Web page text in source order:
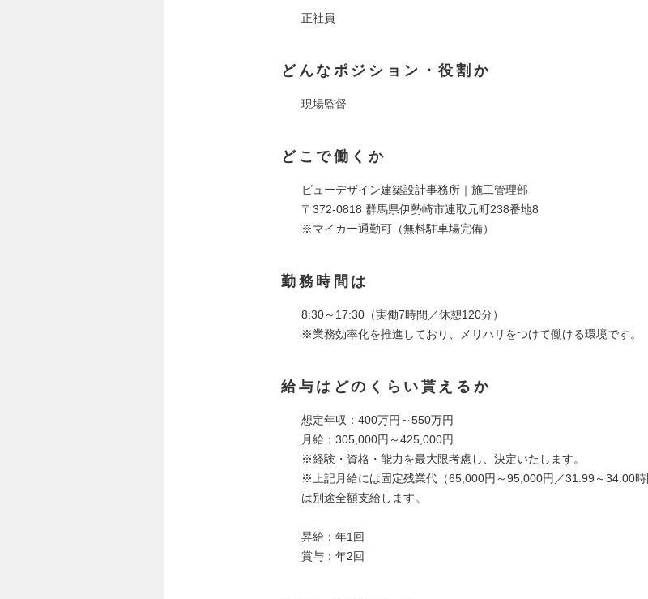
正社員
どんなポジション・役割か
現場監督
どこで働くか
ビューデザイン建築設計事務所｜施工管理部
〒372-0818 群馬県伊勢崎市連取元町238番地8
※マイカー通勤可（無料駐車場完備）
勤務時間は
8:30～17:30（実働7時間／休憩120分）
※業務効率化を推進しており、メリハリをつけて働ける環境です。
給与はどのくらい貰えるか
想定年収：400万円～550万円
月給：305,000円～425,000円
※経験・資格・能力を最大限考慮し、決定いたします。
※上記月給には固定残業代（65,000円～95,000円／31.99～34.00
は別途全額支給します。
昇給：年1回
賞与：年2回